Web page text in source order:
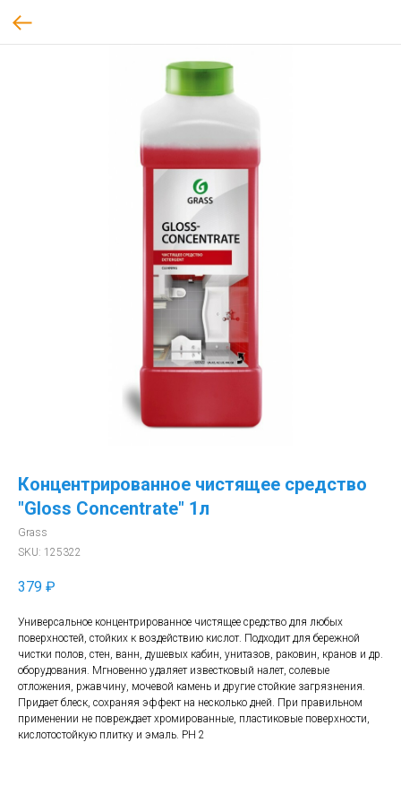
Концентрированное чистящее средство
"Gloss Concentrate" 1л
Grass
SKU: 125322
379 ₽
Универсальное концентрированное чистящее средство для любых
поверхностей, стойких к воздействию кислот. Подходит для бережной
чистки полов, стен, ванн, душевых кабин, унитазов, раковин, кранов и др.
оборудования. Мгновенно удаляет известковый налет, солевые
отложения, ржавчину, мочевой камень и другие стойкие загрязнения.
Придает блеск, сохраняя эффект на несколько дней. При правильном
применении не повреждает хромированные, пластиковые поверхности,
кислотостойкую плитку и эмаль. РН 2